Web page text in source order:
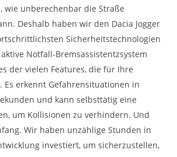
wie unberechenbar die Straße
Deshalb haben wir den Dacia Jogger
Sicherheitstechnologien
Notfall-Bremsassistentzsystem
der vielen Features, die für Ihre
Es erkennt Gefahrensituationen in
und kann selbsttätig eine
um Kollisionen zu verhindern. Und
Wir haben unzählige Stunden in
investiert, um sicherzustellen,